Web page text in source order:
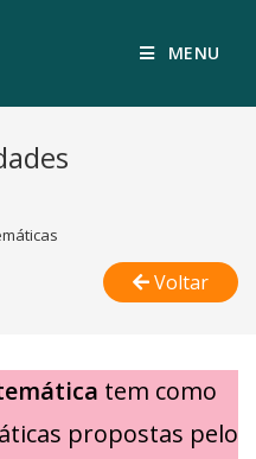
MENU
Voltar
tem como
propostas pelo